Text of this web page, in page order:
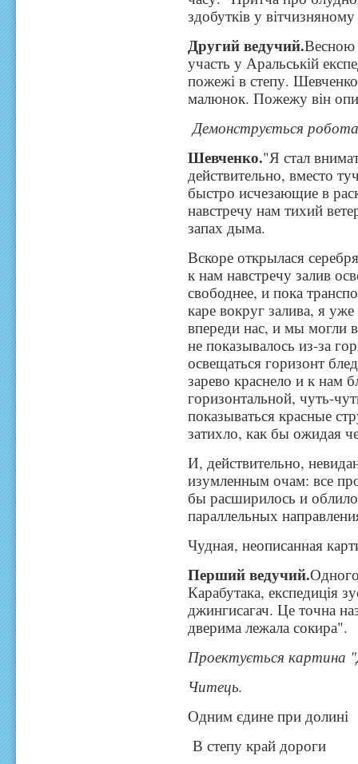
здобутків у
Другий ведучий.Весною
участь у Аральській
пожежі в степу.
малюнок. Пожежу він
Демонструється
Шевченко."Я стал
действительно, вместо
быстро исчезающие в
навстречу нам тихий
запах дыма.
Вскоре открылася
к нам навстречу залив
свободнее, и пока
каре вокруг залива, я
впереди нас, и мы могли
не показывалось из-за
освещаться горизонт
зарево краснело и к нам
горизонтальной, чуть-
показываться красные
затихло, как бы ожидая
И, действительно,
изумленным очам: все
бы расширилось и
параллельных
Чудная, неописанная
Перший ведучий.
Карабутака, експедиція
джингисагач. Це точна
дверима лежала сокира".
Проектується картина
Читець.
Одним єдине при долині
В степу край дороги